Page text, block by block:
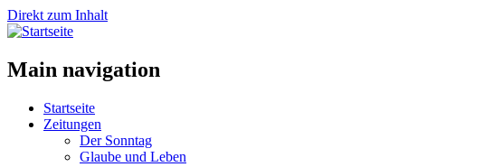
Direkt zum Inhalt
Main navigation
Startseite
Zeitungen
Der Sonntag
Glaube und Leben